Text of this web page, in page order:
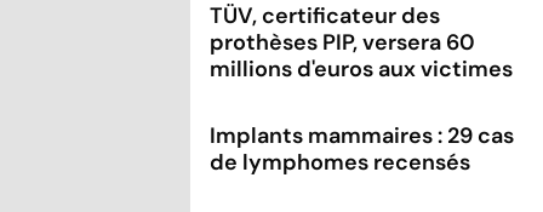
TÜV, certificateur des
prothèses PIP, versera 60
millions d'euros aux victimes
Implants mammaires : 29 cas
de lymphomes recensés